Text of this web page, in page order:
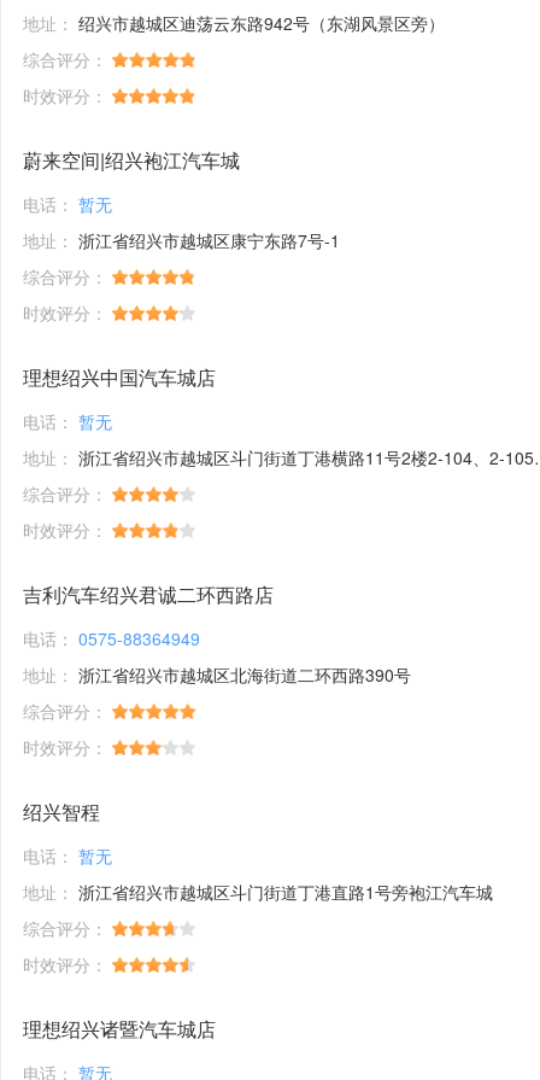
地址： 绍兴市越城区迪荡云东路942号（东湖风景区旁）
综合评分：
时效评分：
蔚来空间|绍兴袍江汽车城
电话： 暂无
地址： 浙江省绍兴市越城区康宁东路7号-1
综合评分：
时效评分：
理想绍兴中国汽车城店
电话： 暂无
地址： 浙江省绍兴市越城区斗门街道丁港横路11号2楼2-104、2-105、2-106室房屋及停车场地
综合评分：
时效评分：
吉利汽车绍兴君诚二环西路店
电话： 0575-88364949
地址： 浙江省绍兴市越城区北海街道二环西路390号
综合评分：
时效评分：
绍兴智程
电话： 暂无
地址： 浙江省绍兴市越城区斗门街道丁港直路1号旁袍江汽车城
综合评分：
时效评分：
理想绍兴诸暨汽车城店
电话： 暂无